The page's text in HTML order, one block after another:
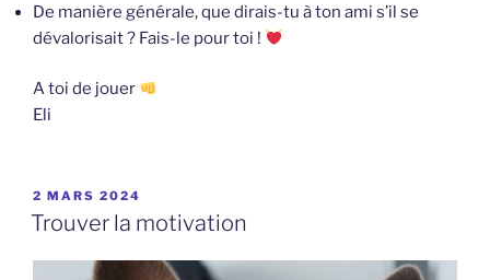
De manière générale, que dirais-tu à ton ami s’il se
dévalorisait ? Fais-le pour toi !
A toi de jouer
Eli
PUBLIÉ
LE
2 MARS 2024
Trouver la motivation